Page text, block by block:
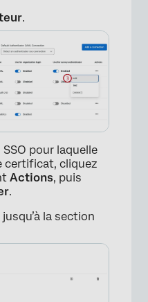
.
pour laquelle
certificat, cliquez
Actions, puis
.
la section